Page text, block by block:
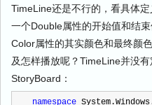
TimeLine还是不行的，看具体
一个Double属性的开始值和结
Color属性的其实颜色和最终颜
及怎样播放呢？TimeLine并没
StoryBoard：
namespace